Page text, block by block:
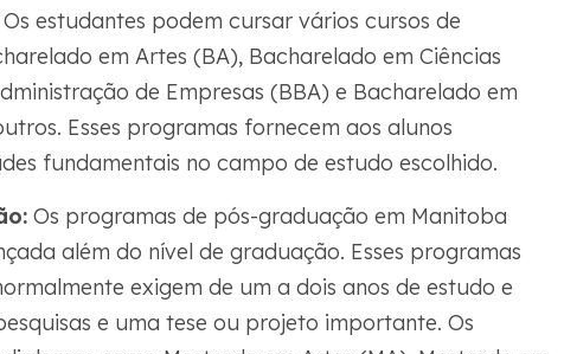
estudantes podem cursar vários cursos de
em Artes (BA), Bacharelado em Ciências
de Empresas (BBA) e Bacharelado em
Esses programas fornecem aos alunos
fundamentais no campo de estudo escolhido.
Os programas de pós-graduação em Manitoba
além do nível de graduação. Esses programas
exigem de um a dois anos de estudo e
e uma tese ou projeto importante. Os